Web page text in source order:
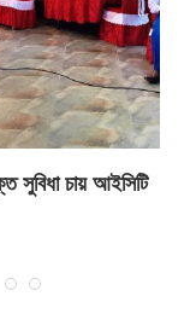
সুবিধা চায় আইসিটি